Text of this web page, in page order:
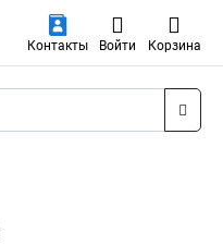
Контакты Войти Корзина